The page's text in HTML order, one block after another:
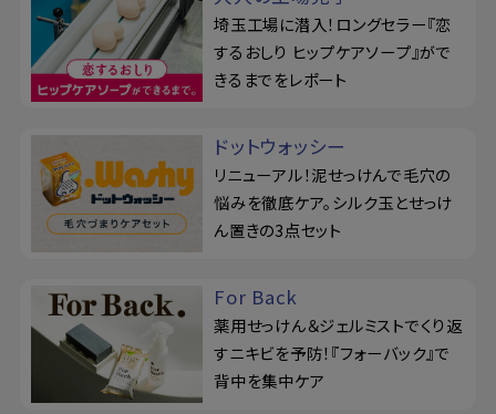
埼玉工場に潜入！ロングセラー『恋
するおしり ヒップケアソープ』がで
きるまでをレポート
ドットウォッシー
リニューアル！泥せっけんで毛穴の
悩みを徹底ケア。シルク玉とせっけ
ん置きの3点セット
For Back
薬用せっけん＆ジェルミストでくり返
すニキビを予防！『フォーバック』で
背中を集中ケア